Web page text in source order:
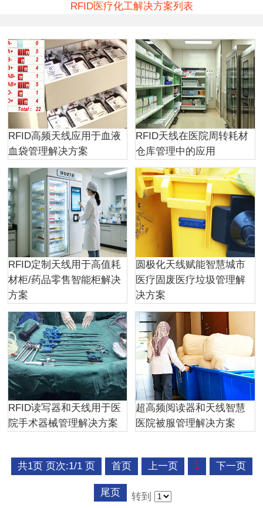
RFID医疗化工解决方案列表
RFID高频天线应用于血液
血袋管理解决方案
RFID天线在医院周转耗材
仓库管理中的应用
RFID定制天线用于高值耗
材柜/药品零售智能柜解决
方案
圆极化天线赋能智慧城市
医疗固废医疗垃圾管理解
决方案
RFID读写器和天线用于医
院手术器械管理解决方案
超高频阅读器和天线智慧
医院被服管理解决方案
共1页 页次:1/1 页 首页 上一页 1 下一页
尾页 转到